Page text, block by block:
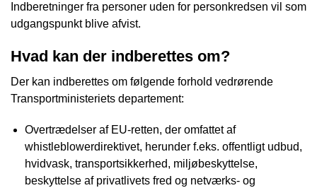
Indberetninger fra personer uden for personkredsen vil som
udgangspunkt blive afvist.
Hvad kan der indberettes om?
Der kan indberettes om følgende forhold vedrørende
Transportministeriets departement:
Overtrædelser af EU-retten, der omfattet af
whistleblowerdirektivet, herunder f.eks. offentligt udbud,
hvidvask, transportsikkerhed, miljøbeskyttelse,
beskyttelse af privatlivets fred og netværks- og